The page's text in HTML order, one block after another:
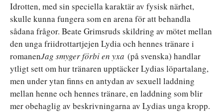
Idrotten, med sin speciella karaktär av fysisk närhet,
skulle kunna fungera som en arena för att behandla
sådana frågor. Beate Grimsruds skildring av mötet mellan
den unga friidrottartjejen Lydia och hennes tränare i
romanenJag smyger förbi en yxa (på svenska) handlar
ytligt sett om hur tränaren upptäcker Lydias löpartalang,
men under ytan finns en antydan av sexuell laddning
mellan henne och hennes tränare, en laddning som blir
mer obehaglig av beskrivningarna av Lydias unga kropp.